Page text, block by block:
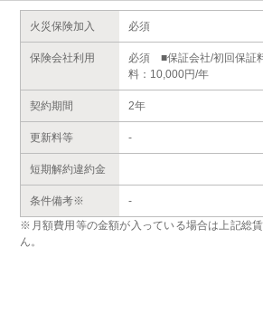
火災保険加入 必須
保険会社利用
必須 ■保証会社/初回保証
料：10,000円/年
契約期間 2年
更新料等 -
短期解約違約金
条件備考※
-
※月額費用等の金額が入っている場合は上記総
ん。